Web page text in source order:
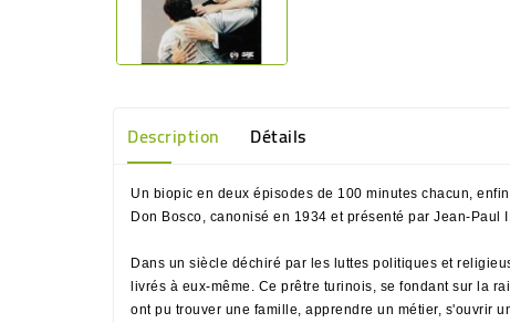
Description Détails
Un biopic en deux épisodes de 100 minutes chacun,
Don Bosco, canonisé en 1934 et présenté par Jean-Paul
Dans un siècle déchiré par les luttes politiques et
livrés à eux-même. Ce prêtre turinois, se fondant sur la
ont pu trouver une famille, apprendre un métier, s'ouvrir